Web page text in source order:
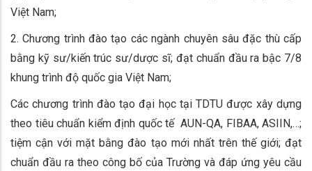
Việt Nam;
2. Chương trình đào tạo các ngành chuyên sâu đặc thù cấp
bằng kỹ sư/kiến trúc sư/dược sĩ; đạt chuẩn đầu ra bậc 7/8
khung trình độ quốc gia Việt Nam;
Các chương trình đào tạo đại học tại TDTU được xây dựng
theo tiêu chuẩn kiểm định quốc tế AUN-QA, FIBAA, ASIIN,…;
tiệm cận với mặt bằng đào tạo mới nhất trên thế giới; đạt
chuẩn đầu ra theo công bố của Trường và đáp ứng yêu cầu